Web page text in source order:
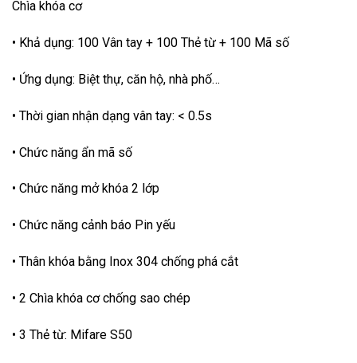
Chìa khóa cơ
• Khả dụng: 100 Vân tay + 100 Thẻ từ + 100 Mã số
• Ứng dụng: Biệt thự, căn hộ, nhà phố…
• Thời gian nhận dạng vân tay: < 0.5s
• Chức năng ẩn mã số
• Chức năng mở khóa 2 lớp
• Chức năng cảnh báo Pin yếu
• Thân khóa bằng Inox 304 chống phá cắt
• 2 Chìa khóa cơ chống sao chép
• 3 Thẻ từ: Mifare S50